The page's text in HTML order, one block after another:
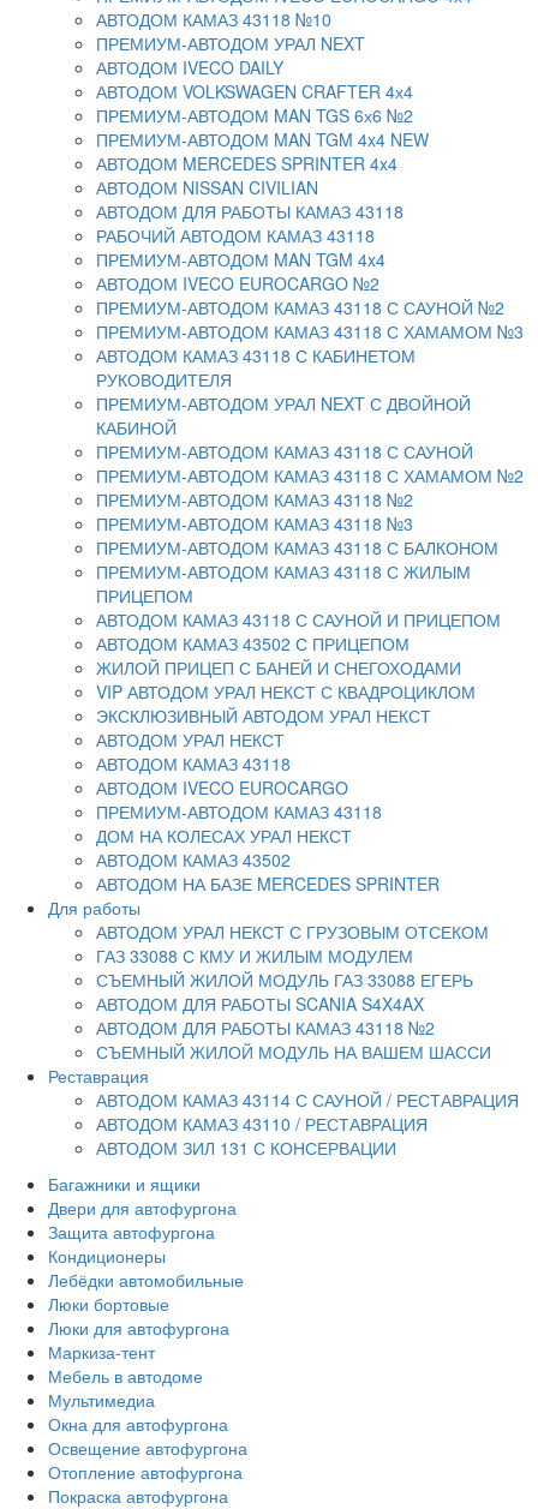
АВТОДОМ КАМАЗ 43118 №10
ПРЕМИУМ-АВТОДОМ УРАЛ NEXT
АВТОДОМ IVECO DAILY
АВТОДОМ VOLKSWAGEN CRAFTER 4х4
ПРЕМИУМ-АВТОДОМ MAN TGS 6х6 №2
ПРЕМИУМ-АВТОДОМ MAN TGM 4x4 NEW
АВТОДОМ MERCEDES SPRINTER 4x4
АВТОДОМ NISSAN CIVILIAN
АВТОДОМ ДЛЯ РАБОТЫ КАМАЗ 43118
РАБОЧИЙ АВТОДОМ КАМАЗ 43118
ПРЕМИУМ-АВТОДОМ MAN TGM 4x4
АВТОДОМ IVECO EUROCARGO №2
ПРЕМИУМ-АВТОДОМ КАМАЗ 43118 С САУНОЙ №2
ПРЕМИУМ-АВТОДОМ КАМАЗ 43118 С ХАМАМОМ №3
АВТОДОМ КАМАЗ 43118 С КАБИНЕТОМ
РУКОВОДИТЕЛЯ
ПРЕМИУМ-АВТОДОМ УРАЛ NEXT С ДВОЙНОЙ
КАБИНОЙ
ПРЕМИУМ-АВТОДОМ КАМАЗ 43118 С САУНОЙ
ПРЕМИУМ-АВТОДОМ КАМАЗ 43118 С ХАМАМОМ №2
ПРЕМИУМ-АВТОДОМ КАМАЗ 43118 №2
ПРЕМИУМ-АВТОДОМ КАМАЗ 43118 №3
ПРЕМИУМ-АВТОДОМ КАМАЗ 43118 С БАЛКОНОМ
ПРЕМИУМ-АВТОДОМ КАМАЗ 43118 С ЖИЛЫМ
ПРИЦЕПОМ
АВТОДОМ КАМАЗ 43118 С САУНОЙ И ПРИЦЕПОМ
АВТОДОМ КАМАЗ 43502 С ПРИЦЕПОМ
ЖИЛОЙ ПРИЦЕП С БАНЕЙ И СНЕГОХОДАМИ
VIP АВТОДОМ УРАЛ НЕКСТ С КВАДРОЦИКЛОМ
ЭКСКЛЮЗИВНЫЙ АВТОДОМ УРАЛ НЕКСТ
АВТОДОМ УРАЛ НЕКСТ
АВТОДОМ КАМАЗ 43118
АВТОДОМ IVECO EUROCARGO
ПРЕМИУМ-АВТОДОМ КАМАЗ 43118
ДОМ НА КОЛЕСАХ УРАЛ НЕКСТ
АВТОДОМ КАМАЗ 43502
АВТОДОМ НА БАЗЕ MERCEDES SPRINTER
Для работы
АВТОДОМ УРАЛ НЕКСТ С ГРУЗОВЫМ ОТСЕКОМ
ГАЗ 33088 С КМУ И ЖИЛЫМ МОДУЛЕМ
СЪЕМНЫЙ ЖИЛОЙ МОДУЛЬ ГАЗ 33088 ЕГЕРЬ
АВТОДОМ ДЛЯ РАБОТЫ SCANIA S4X4AX
АВТОДОМ ДЛЯ РАБОТЫ КАМАЗ 43118 №2
СЪЕМНЫЙ ЖИЛОЙ МОДУЛЬ НА ВАШЕМ ШАССИ
Реставрация
АВТОДОМ КАМАЗ 43114 С САУНОЙ / РЕСТАВРАЦИЯ
АВТОДОМ КАМАЗ 43110 / РЕСТАВРАЦИЯ
АВТОДОМ ЗИЛ 131 С КОНСЕРВАЦИИ
Багажники и ящики
Двери для автофургона
Защита автофургона
Кондиционеры
Лебёдки автомобильные
Люки бортовые
Люки для автофургона
Маркиза-тент
Мебель в автодоме
Мультимедиа
Окна для автофургона
Освещение автофургона
Отопление автофургона
Покраска автофургона